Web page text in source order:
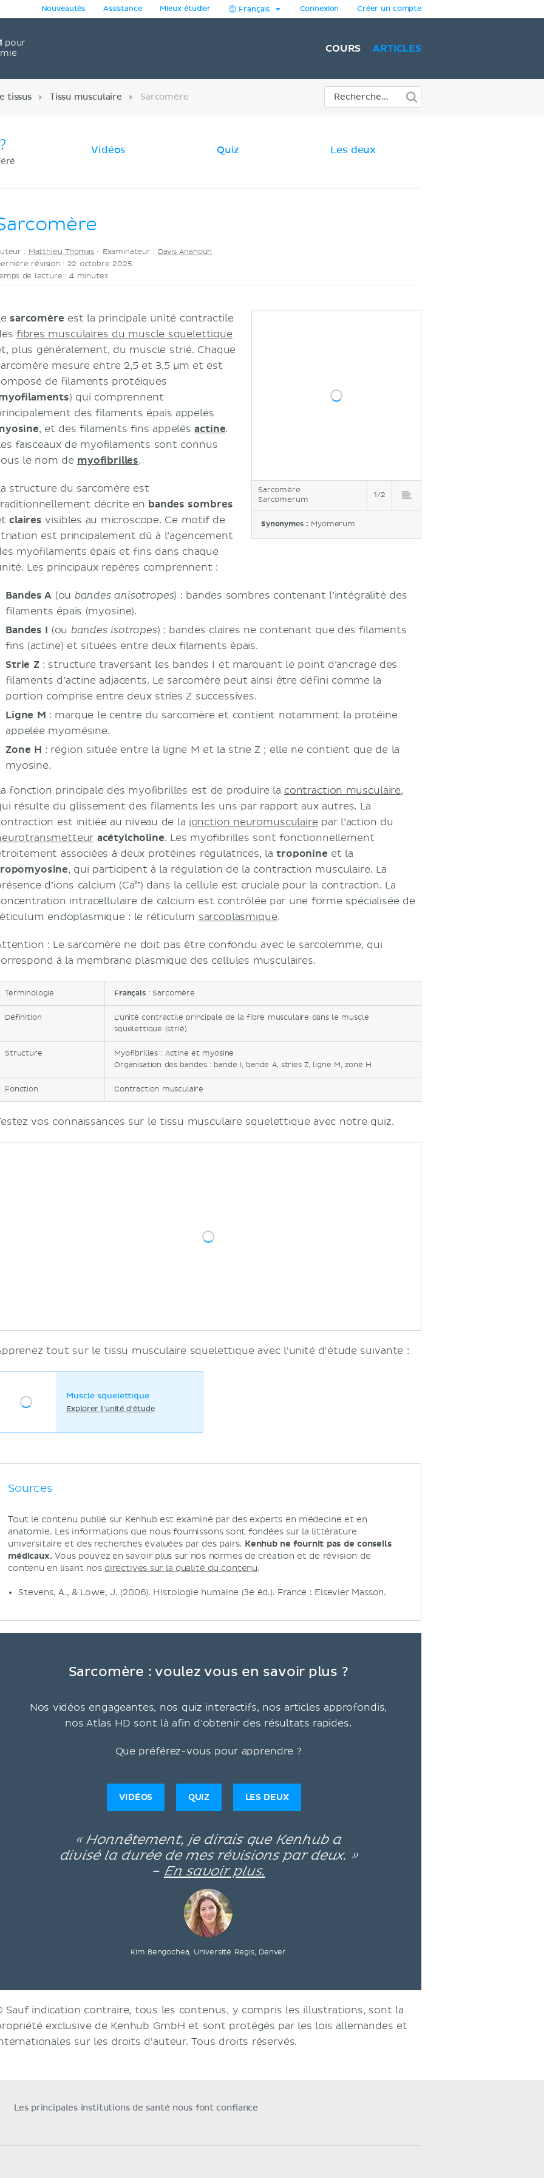
pour
Nouveautés Assistance Mieux étudier Français Connexion Créer un compte
COURS ARTICLES
tissus Tissu musculaire Sarcomère
Vidéos Quiz Les deux
: Matthieu Thomas• Examinateur : Davis Ananouh
révision : 22 octobre 2025
de lecture : 4 minutes
Sarcomère
Sarcomerum
1/2
Synonymes : Myomerum
sarcomère est la principale unité contractile
fibres musculaires du muscle squelettique
plus généralement, du muscle strié. Chaque
mesure entre 2,5 et 3,5 µm et est
de filaments protéiques
) qui comprennent
des filaments épais appelés
, et des filaments fins appelésactine.
faisceaux de myofilaments sont connus
le nom de myofibrilles.
structure du sarcomère est
décrite en bandes sombres
claires visibles au microscope. Ce motif de
est principalement dû à l’agencement
myofilaments épais et fins dans chaque
Les principaux repères comprennent :
Bandes A (ou bandes anisotropes) : bandes sombres contenant l’intégralité des
filaments épais (myosine).
Bandes I (ou bandes isotropes) : bandes claires ne contenant que des filaments
fins (actine) et situées entre deux filaments épais.
Strie Z: structure traversant les bandes I et marquant le point d’ancrage des
filaments d’actine adjacents. Le sarcomère peut ainsi être défini comme la
portion comprise entre deux stries Z successives.
Ligne M : marque le centre du sarcomère et contient notamment la protéine
appelée myomésine.
Zone H : région située entre la ligne M et la strie Z ; elle ne contient que de la
myosine.
fonction principale des myofibrilles est de produire la contraction musculaire,
résulte du glissement des filaments les uns par rapport aux autres. La
est initiée au niveau de la jonction neuromusculaire par l’action du
acétylcholine. Les myofibrilles sont fonctionnellement
associées à deux protéines régulatrices, latroponine et la
, qui participent à la régulation de la contraction musculaire. La
d’ions calcium (Ca²⁺) dans la cellule est cruciale pour la contraction. La
intracellulaire de calcium est contrôlée par une forme spécialisée de
endoplasmique : le réticulum sarcoplasmique.
: Le sarcomère ne doit pas être confondu avec le sarcolemme, qui
à la membrane plasmique des cellules musculaires.
Terminologie Français : Sarcomère
Définition
L'unité contractile principale de la fibre musculaire dans le muscle
squelettique (strié).
Structure
Myofibrilles : Actine et myosine
Organisation des bandes : bande I, bande A, stries Z, ligne M, zone H
Fonction Contraction musculaire
vos connaissances sur le tissu musculaire squelettique avec notre quiz.
tout sur le tissu musculaire squelettique avec l'unité d'étude suivante :
Muscle squelettique
Explorer l'unité d'étude
Sources
Tout le contenu publié sur Kenhub est examiné par des experts en médecine et en
anatomie. Les informations que nous fournissons sont fondées sur la littérature
universitaire et des recherches évaluées par des pairs. Kenhub ne fournit pas de conseils
médicaux. Vous pouvez en savoir plus sur nos normes de création et de révision de
contenu en lisant nos directives sur la qualité du contenu.
Stevens, A., & Lowe, J. (2006). Histologie humaine (3e éd.). France : Elsevier Masson.
Sarcomère : voulez vous en savoir plus ?
Nos vidéos engageantes, nos quiz interactifs, nos articles approfondis,
nos Atlas HD sont là afin d'obtenir des résultats rapides.
Que préférez-vous pour apprendre ?
VIDÉOS QUIZ LES DEUX
« Honnêtement, je dirais que Kenhub a
divisé la durée de mes révisions par deux. »
– En savoir plus.
Kim Bengochea, Université Regis, Denver
Sauf indication contraire, tous les contenus, y compris les illustrations, sont la
exclusive de Kenhub GmbH et sont protégés par les lois allemandes et
sur les droits d'auteur. Tous droits réservés.
Les principales institutions de santé nous font confiance